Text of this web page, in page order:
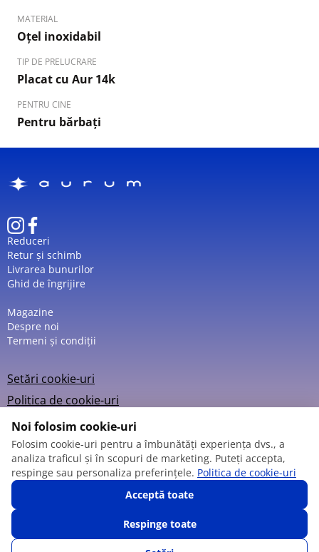
MATERIAL
Oțel inoxidabil
TIP DE PRELUCRARE
Placat cu Aur 14k
PENTRU CINE
Pentru bărbați
Reduceri
Retur și schimb
Livrarea bunurilor
Ghid de îngrijire
Magazine
Despre noi
Termeni și condiții
Setări cookie-uri
Politica de cookie-uri
© 2013 – 2026
Noi folosim cookie-uri
Folosim cookie-uri pentru a îmbunătăți experiența dvs., a
analiza traficul și în scopuri de marketing. Puteți accepta,
respinge sau personaliza preferințele. Politica de cookie-uri
Acceptă toate
Respinge toate